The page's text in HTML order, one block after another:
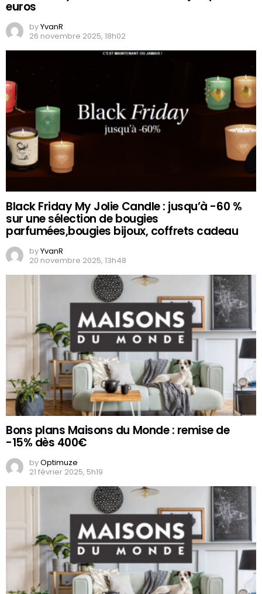
euros
byYvanR
26 novembre 2025, 18h02
Black Friday My Jolie Candle : jusqu’à -60 %
sur une sélection de bougies
parfumées,bougies bijoux, coffrets cadeau
byYvanR
20 novembre 2025, 13h48
Bons plans Maisons du Monde : remise de
-15% dès 400€
byOptimuze
21 février 2025, 5h19